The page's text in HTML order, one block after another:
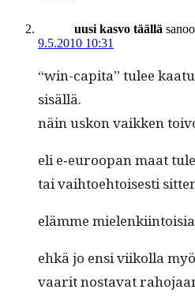
uusi kasvo täällä
9.5.2010 10:31
“win-capi­ta” tulee
sisällä.
näin uskon vaikken
eli e‑euroopan maat
tai vai­h­toe­htois­es­ti
elämme
ehkä jo ensi viikol­la
vaar­it nos­ta­vat